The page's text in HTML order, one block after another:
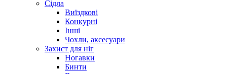
Сідла
Виїздкові
Конкурні
Інші
Чохли, аксесуари
Захист для ніг
Ногавки
Бинти